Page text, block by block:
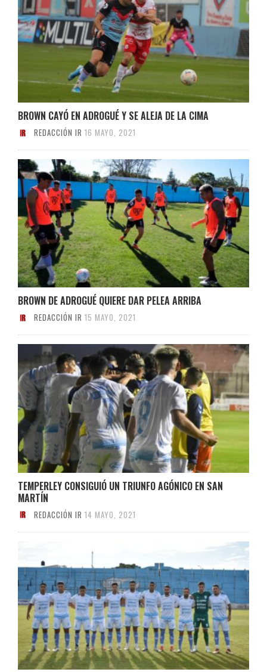
BROWN CAYÓ EN ADROGUÉ Y SE ALEJA DE LA CIMA
REDACCIÓN IR 16 MAYO, 2021
BROWN DE ADROGUÉ QUIERE DAR PELEA ARRIBA
REDACCIÓN IR 15 MAYO, 2021
TEMPERLEY CONSIGUIÓ UN TRIUNFO AGÓNICO EN SAN
MARTÍN
REDACCIÓN IR 14 MAYO, 2021